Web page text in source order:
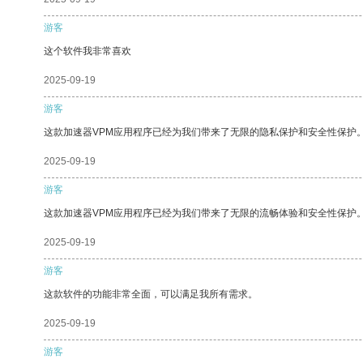
游客
这个软件我非常喜欢
2025-09-19
游客
这款加速器VPM应用程序已经为我们带来了无限的隐私保护和安全性保护
2025-09-19
游客
这款加速器VPM应用程序已经为我们带来了无限的流畅体验和安全性保护
2025-09-19
游客
这款软件的功能非常全面，可以满足我所有需求。
2025-09-19
游客